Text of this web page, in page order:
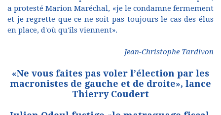
a protesté Marion Maréchal, «je le condamne fermement
et je regrette que ce ne soit pas toujours le cas des élus
en place, d'où qu'ils viennent».
Jean-Christophe Tardivon
«Ne vous faites pas voler l’élection par les
macronistes de gauche et de droite», lance
Thierry Coudert